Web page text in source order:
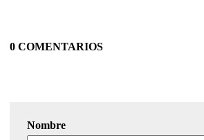
0 COMENTARIOS
Nombre